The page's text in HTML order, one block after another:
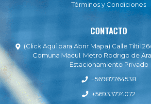
Términos y Condiciones
CONTACTO
(Click Aquí para Abrir Mapa) Calle Tiltil
Comuna Macul. Metro Rodrigo de
Estacionamiento Privado
+56987764538
+56933774072